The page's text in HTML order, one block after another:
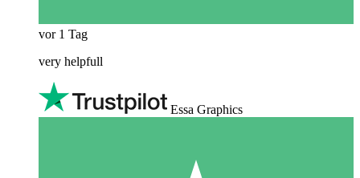
vor 1 Tag
very helpfull
Essa Graphics